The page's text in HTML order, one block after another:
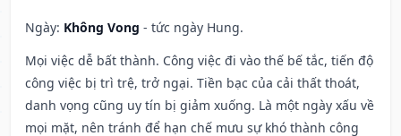
Ngày: Không Vong - tức ngày Hung.
Mọi việc dễ bất thành. Công việc đi vào thế bế tắc, tiến độ
công việc bị trì trệ, trở ngại. Tiền bạc của cải thất thoát,
danh vọng cũng uy tín bị giảm xuống. Là một ngày xấu về
mọi mặt, nên tránh để hạn chế mưu sự khó thành công